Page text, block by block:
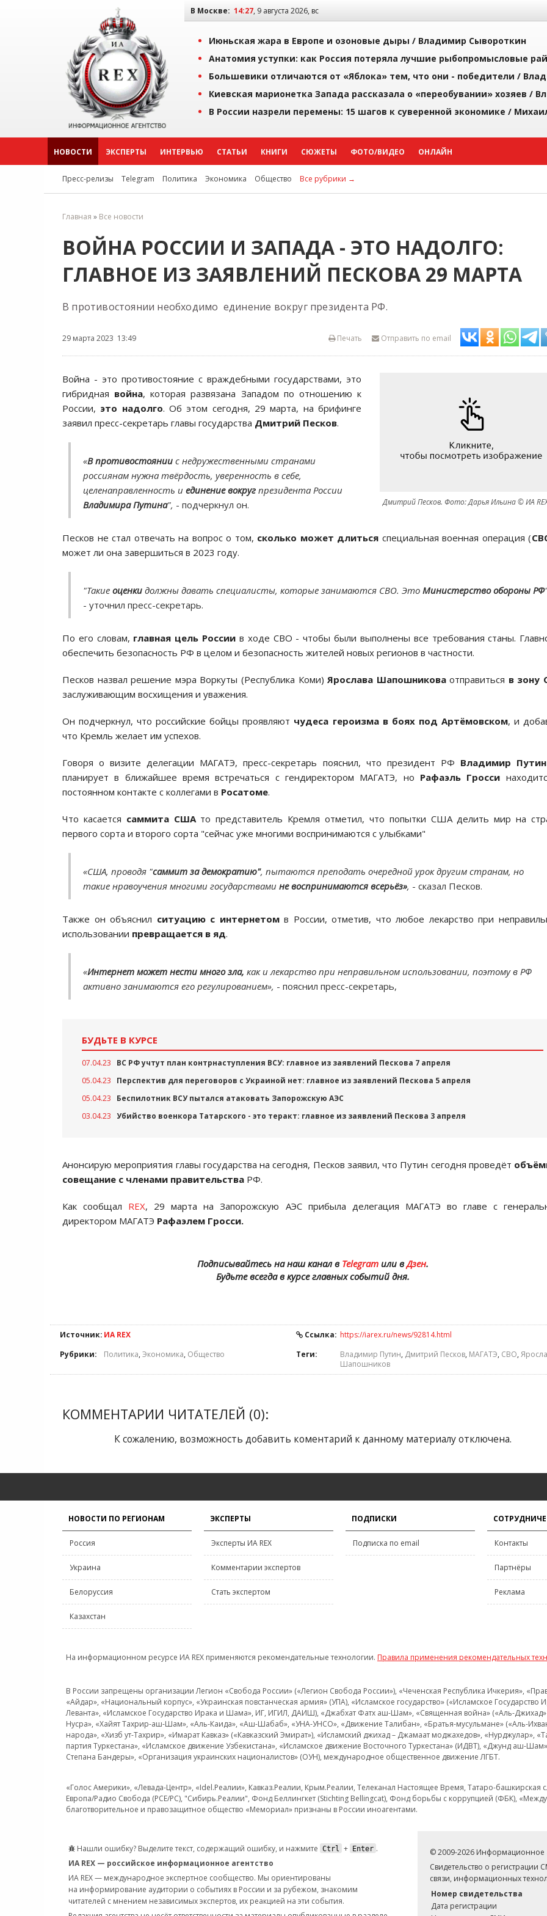
В Москве: 14:27, 9 августа 2026, вс
Июньская жара в Европе и озоновые дыры / Владимир Сывороткин
Анатомия уступки: как Россия потеряла лучшие рыбопромысловые
Большевики отличаются от «Яблока» тем, что они - победители /
Киевская марионетка Запада рассказала о «переобувании» хозяев /
В России назрели перемены: 15 шагов к суверенной экономике /
НОВОСТИ ЭКСПЕРТЫ ИНТЕРВЬЮ СТАТЬИ КНИГИ СЮЖЕТЫ ФОТО/ВИДЕО ОНЛАЙН
Пресс-релизы Telegram Политика Экономика Общество Все рубрики →
Главная » Все новости
ВОЙНА РОССИИ И ЗАПАДА - ЭТО НАДОЛГО:
ГЛАВНОЕ ИЗ ЗАЯВЛЕНИЙ ПЕСКОВА 29 МАРТА
В противостоянии необходимо единение вокруг президента РФ.
29 марта 2023 13:49 Отправить по email
Печать
Дмитрий Песков. Фото: Дарья Ильина © ИА
Война - это противостояние с враждебными государствами, это
гибридная война, которая развязана Западом по отношению к
России, это надолго. Об этом сегодня, 29 марта, на брифинге
заявил пресс-секретарь главы государства Дмитрий Песков.
«В противостоянии с недружественными странами
россиянам нужна твёрдость, уверенность в себе,
целенаправленность и единение вокруг президента России
Владимира Путина", - подчеркнул он.
Песков не стал отвечать на вопрос о том, сколько может длиться специальная военная операция (
может ли она завершиться в 2023 году.
"Такие оценки должны давать специалисты, которые занимаются СВО. Это Министерство обороны РФ
- уточнил пресс-секретарь.
По его словам, главная цель России в ходе СВО - чтобы были выполнены все требования станы.
обеспечить безопасность РФ в целом и безопасность жителей новых регионов в частности.
Песков назвал решение мэра Воркуты (Республика Коми)Ярослава Шапошниковаотправиться в зону
заслуживающим восхищения и уважения.
Он подчеркнул, что российские бойцы проявляют чудеса героизма в боях под Артёмовском, и
что Кремль желает им успехов.
Говоря о визите делегации МАГАТЭ, пресс-секретарь пояснил, что президент РФ Владимир Путин
планирует в ближайшее время встречаться с гендиректором МАГАТЭ, но Рафаэль Гросси
постоянном контакте с коллегами в Росатоме.
Что касается саммита СШАто представитель Кремля отметил, что попытки США делить мир на
первого сорта и второго сорта "сейчас уже многими воспринимаются с улыбками"
«США, проводя "саммит за демократию", пытаются преподать очередной урок другим странам, но
такие нравоучения многими государствами не воспринимаются всерьёз», - сказал Песков.
Также он объяснил ситуацию с интернетомв России, отметив, что любое лекарство при
использовании превращается в яд.
«Интернет может нести много зла, как и лекарство при неправильном использовании, поэтому в РФ
активно занимаются его регулированием», - пояснил пресс-секретарь,
БУДЬТЕ В КУРСЕ
07.04.23
ВС РФ учтут план контрнаступления ВСУ: главное из заявлений Пескова 7 апреля
05.04.23
Перспектив для переговоров с Украиной нет: главное из заявлений Пескова 5 апреля
05.04.23
Беспилотник ВСУ пытался атаковать Запорожскую АЭС
03.04.23 Убийство военкора Татарского - это теракт: главное из заявлений Пескова 3 апреля
Анонсирую мероприятия главы государства на сегодня, Песков заявил, что Путин сегодня проведёт
совещание с членами правительства РФ.
Как сообщал REX, 29 марта на Запорожскую АЭС прибыла делегация МАГАТЭ во главе с
директором МАГАТЭ Рафаэлем Гросси.
Подписывайтесь на наш канал в Telegramили вДзен.
Будьте всегда в курсе главных событий дня.
Источник: ИА REX Ссылка: https://iarex.ru/news/92814.html
Рубрики:
Политика, Экономика, Общество Теги: Владимир Путин, Дмитрий Песков, МАГАТЭ, СВО,
Шапошников
КОММЕНТАРИИ ЧИТАТЕЛЕЙ (0):
К сожалению, возможность добавить коментарий к данному материалу отключена.
НОВОСТИ ПО РЕГИОНАМ
Россия
Украина
Белоруссия
Казахстан
ЭКСПЕРТЫ
Эксперты ИА REX
Комментарии экспертов
Стать экспертом
ПОДПИСКИ
Подписка по email Контакты
Партнёры
Реклама
На информационном ресурсе ИА REX применяются рекомендательные технологии. Правила применения рекомендательных
В России запрещены организации Легион «Свобода России» («Легион Свобода России»), «Чеченская Республика Ичкерия»,
«Айдар», «Национальный корпус», «Украинская повстанческая армия» (УПА), «Исламское государство» («Исламское
Леванта», «Исламское Государство Ирака и Шама», ИГ, ИГИЛ, ДАИШ), «Джабхат Фатх аш-Шам», «Священная война» («Аль-Джихад»
Нусра», «Хайят Тахрир-аш-Шам», «Аль-Каида», «Аш-Шабаб», «УНА-УНСО», «Движение Талибан», «Братья-мусульмане» («Аль-
народа», «Хизб ут-Тахрир», «Имарат Кавказ» («Кавказский Эмират»), «Исламский джихад – Джамаат моджахедов», «Нурджулар»,
партия Туркестана», «Исламское движение Узбекистана», «Исламское движение Восточного Туркестана» (ИДВТ), «Джунд аш-
Степана Бандеры», «Организация украинских националистов» (ОУН), международное общественное движение ЛГБТ.
«Голос Америки», «Левада-Центр», «Idel.Реалии», Кавказ.Реалии, Крым.Реалии, Телеканал Настоящее Время, Татаро-
Европа/Радио Свобода (PCE/PC), "Сибирь.Реалии", Фонд Беллингкет (Stichting Bellingcat), Фонд борьбы с коррупцией (ФБК),
благотворительное и правозащитное общество «Мемориал» признаны в России иноагентами.
Нашли ошибку? Выделите текст, содержащий ошибку, и нажмите Ctrl + Enter .
ИА REX — российское информационное агентство
ИА REX — международное экспертное сообщество. Мы ориентированы
на информирование аудитории о событиях в России и за рубежом, знакомим
читателей с мнением независимых экспертов, их реакцией на эти события.
© 2009-2026 Информационное
Свидетельство о
связи, информационных
Номер свидетельства
Дата регистрации